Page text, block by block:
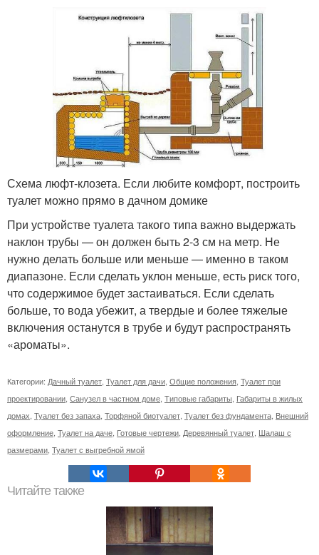
Схема люфт-клозета. Если любите комфорт, построить
туалет можно прямо в дачном домике
При устройстве туалета такого типа важно выдержать
наклон трубы — он должен быть 2-3 см на метр. Не
нужно делать больше или меньше — именно в таком
диапазоне. Если сделать уклон меньше, есть риск того,
что содержимое будет застаиваться. Если сделать
больше, то вода убежит, а твердые и более тяжелые
включения останутся в трубе и будут распространять
«ароматы».
Категории: Дачный туалет Туалет для дачи Общие положения Туалет при
проектировании Санузел в частном доме Типовые габариты Габариты в жилых
домах Туалет без запаха Торфяной биотуалет Туалет без фундамента Внешний
оформление Туалет на даче Готовые чертежи Деревянный туалет Шалаш с
размерами Туалет с выгребной ямой
Читайте также